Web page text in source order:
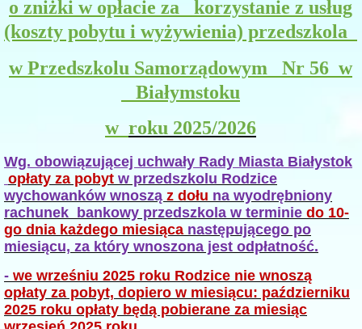
o zniżki w opłacie za korzystanie z usług
(koszty pobytu i wyżywienia) przedszkola
w Przedszkolu Samorządowym Nr 56 w
Białymstoku
w roku 2025/2026
Wg. obowiązującej uchwały Rady Miasta Białystok
opłaty za pobyt w przedszkolu Rodzice
wychowanków wnoszą z dołu na wyodrębniony
rachunek bankowy przedszkola w terminie do 10-
go dnia każdego miesiąca następującego po
miesiącu, za który wnoszona jest odpłatność.
- we wrześniu 2025 roku Rodzice nie wnoszą
opłaty za pobyt, dopiero w miesiącu: październiku
2025 roku opłaty będą pobierane za miesiąc